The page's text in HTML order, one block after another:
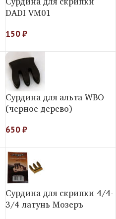
DADI VM01
150₽
Сурдина для альта WBO
(черное дерево)
650₽
Сурдина для скрипки 4/4-
3/4 латунь Мозеръ